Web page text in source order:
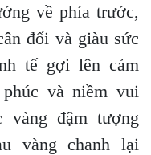
về phía trước,
đối và giàu sức
tế gợi lên cảm
và niềm vui
đậm tượng
vàng chanh lại